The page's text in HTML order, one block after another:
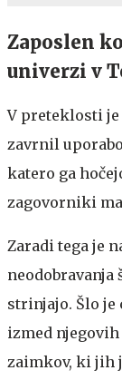
Zaposlen
univerzi v
V preteklosti
zavrnil
katero ga
zagovorniki
Zaradi tega je
neodobravanja
strinjajo. Šlo je
izmed njegovih
zaimkov, ki jih